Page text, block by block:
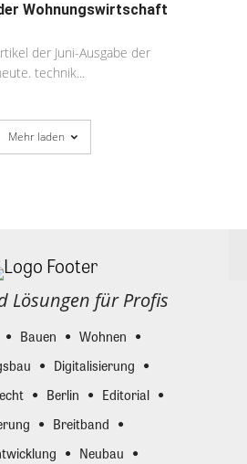
Wohnungswirtschaft
der Juni-Ausgabe der
technik...
Mehr laden
Lösungen für Profis
Bauen
Wohnen
Digitalisierung
Berlin
Editorial
Breitband
Neubau